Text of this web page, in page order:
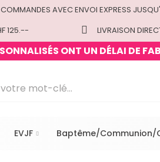
COMMANDES AVEC ENVOI EXPRESS
125.--
LIVRAISON
ONT UN DÉLAI DE
EVJF Baptême/Communion/